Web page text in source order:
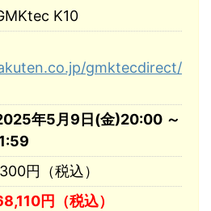
K10
gmktecdirect/
年5月9日(金)20:00 ～
円（税込）
円（税込）